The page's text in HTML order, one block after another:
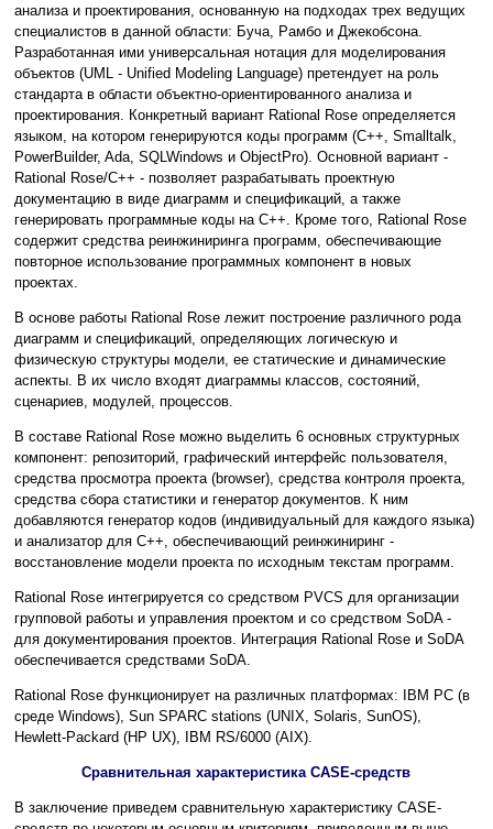
анализа и проектирования, основанную на подходах трех ведущих
специалистов в данной области: Буча, Рамбо и Джекобсона.
Разработанная ими универсальная нотация для моделирования
объектов (UML - Unified Modeling Language) претендует на роль
стандарта в области объектно-ориентированного анализа и
проектирования. Конкретный вариант Rational Rose определяется
языком, на котором генерируются коды программ (C++, Smalltalk,
PowerBuilder, Ada, SQLWindows и ObjectPro). Основной вариант -
Rational Rose/C++ - позволяет разрабатывать проектную
документацию в виде диаграмм и спецификаций, а также
генерировать программные коды на С++. Кроме того, Rational Rose
содержит средства реинжиниринга программ, обеспечивающие
повторное использование программных компонент в новых
проектах.
В основе работы Rational Rose лежит построение различного рода
диаграмм и спецификаций, определяющих логическую и
физическую структуры модели, ее статические и динамические
аспекты. В их число входят диаграммы классов, состояний,
сценариев, модулей, процессов.
В составе Rational Rose можно выделить 6 основных структурных
компонент: репозиторий, графический интерфейс пользователя,
средства просмотра проекта (browser), средства контроля проекта,
средства сбора статистики и генератор документов. К ним
добавляются генератор кодов (индивидуальный для каждого языка)
и анализатор для С++, обеспечивающий реинжиниринг -
восстановление модели проекта по исходным текстам программ.
Rational Rose интегрируется со средством PVCS для организации
групповой работы и управления проектом и со средством SoDA -
для документирования проектов. Интеграция Rational Rose и SoDA
обеспечивается средствами SoDA.
Rational Rose функционирует на различных платформах: IBM PC (в
среде Windows), Sun SPARC stations (UNIX, Solaris, SunOS),
Hewlett-Packard (HP UX), IBM RS/6000 (AIX).
Сравнительная характеристика CASE-средств
В заключение приведем сравнительную характеристику CASE-